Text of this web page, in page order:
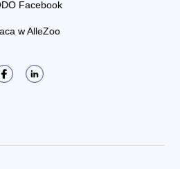
Facebook
w AlleZoo